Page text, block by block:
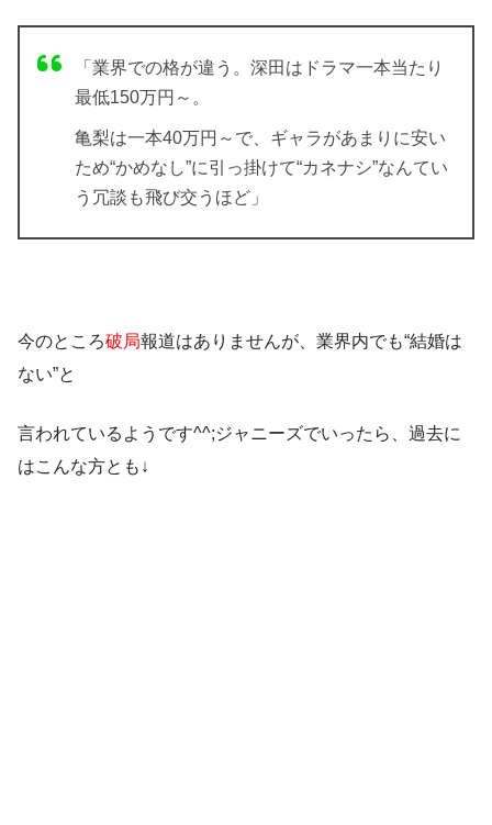
「業界での格が違う。深田はドラマ一本当たり
最低150万円～。
亀梨は一本40万円～で、ギャラがあまりに安い
ため“かめなし”に引っ掛けて“カネナシ”なんてい
う冗談も飛び交うほど」
今のところ破局報道はありませんが、業界内でも“結婚は
ない”と
言われているようです^^;ジャニーズでいったら、過去に
はこんな方とも↓